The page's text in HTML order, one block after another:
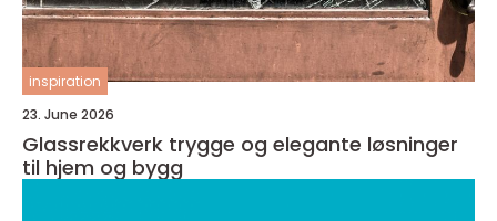
inspiration
23. June 2026
Glassrekkverk trygge og elegante løsninger
til hjem og bygg